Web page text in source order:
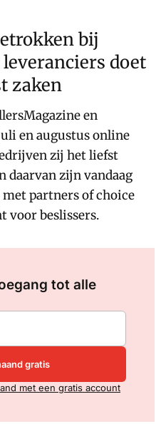
bij
doet
zaken
en
en augustus online
zij het liefst
daarvan zijn vandaag
met partners of choice
voor beslissers.
tot alle
gratis
met een gratis account